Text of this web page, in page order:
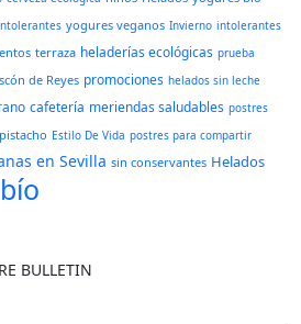
yogures veganos Invierno intolerantes
terraza heladerías ecológicas prueba
de Reyes promociones helados sin leche
cafetería meriendas saludables postres
pistacho Estilo De Vida postres para compartir
en Sevilla sin conservantes Helados
BULLETIN